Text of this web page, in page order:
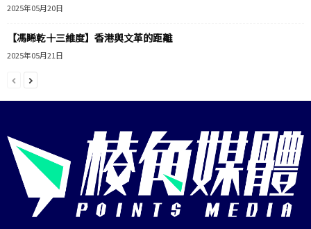
2025年05月20日
【馮睎乾十三維度】香港與文革的距離
2025年05月21日